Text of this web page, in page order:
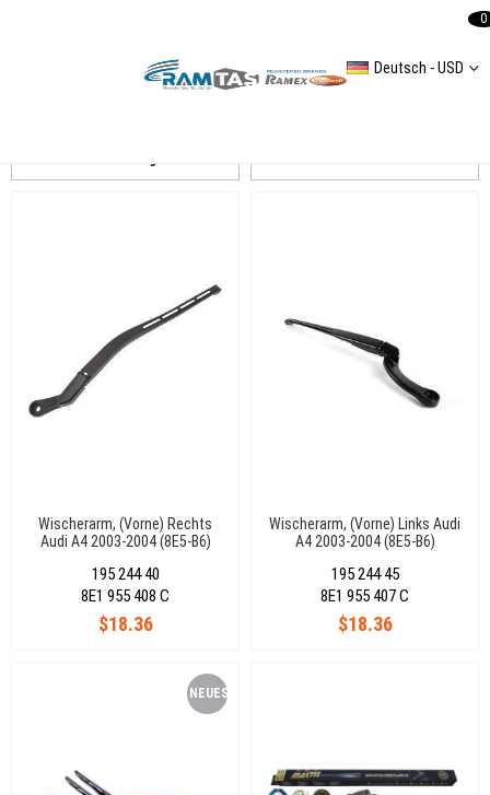
Deutsch - USD
0
Wischerarm, (Vorne) Rechts
Audi A4 2003-2004 (8E5-B6)
195 244 40
$18.36
8E1 955 408 C
Wischerarm, (Vorne) Links Audi
A4 2003-2004 (8E5-B6)
195 244 45
$18.36
8E1 955 407 C
NEUES